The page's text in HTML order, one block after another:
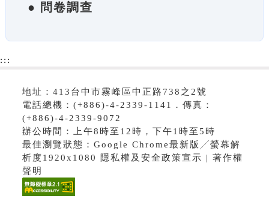
● 問卷調查
:::
地址：413台中市霧峰區中正路738之2號
電話總機：(+886)-4-2339-1141．傳真：
(+886)-4-2339-9072
辦公時間：上午8時至12時，下午1時至5時
最佳瀏覽狀態：Google Chrome最新版╱螢幕解
析度1920x1080 隱私權及安全政策宣示 | 著作權
聲明